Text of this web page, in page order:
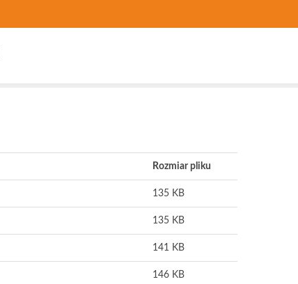
Rozmiar pliku
135 KB
135 KB
141 KB
146 KB